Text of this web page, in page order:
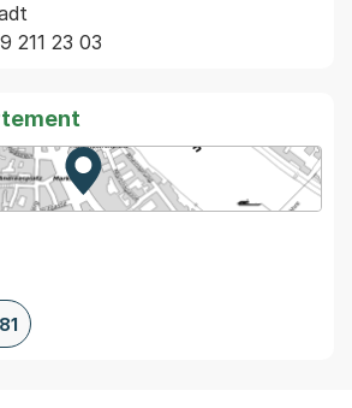
Zur Karte von MapBS.
Externer Link, wird in einem